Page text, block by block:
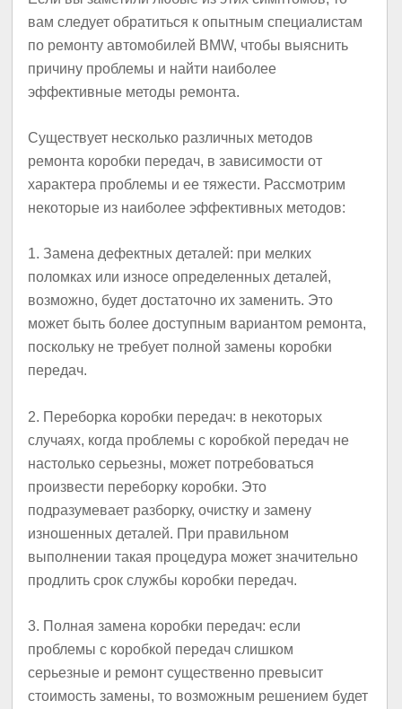
вам следует обратиться к опытным специалистам
по ремонту автомобилей BMW, чтобы выяснить
причину проблемы и найти наиболее
эффективные методы ремонта.
Существует несколько различных методов
ремонта коробки передач, в зависимости от
характера проблемы и ее тяжести. Рассмотрим
некоторые из наиболее эффективных методов:
1. Замена дефектных деталей: при мелких
поломках или износе определенных деталей,
возможно, будет достаточно их заменить. Это
может быть более доступным вариантом ремонта,
поскольку не требует полной замены коробки
передач.
2. Переборка коробки передач: в некоторых
случаях, когда проблемы с коробкой передач не
настолько серьезны, может потребоваться
произвести переборку коробки. Это
подразумевает разборку, очистку и замену
изношенных деталей. При правильном
выполнении такая процедура может значительно
продлить срок службы коробки передач.
3. Полная замена коробки передач: если
проблемы с коробкой передач слишком
серьезные и ремонт существенно превысит
стоимость замены, то возможным решением будет